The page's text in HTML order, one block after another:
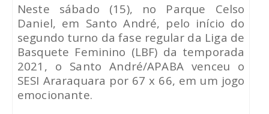
Neste sábado (15), no Parque Celso
Daniel, em Santo André, pelo início do
segundo turno da fase regular da Liga de
Basquete Feminino (LBF) da temporada
2021, o Santo André/APABA venceu o
SESI Araraquara por 67 x 66, em um jogo
emocionante.